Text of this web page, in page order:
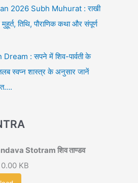
2026 Subh Muhurat : राखी
तिथि, पौराणिक कथा और संपूर्ण
: सपने में शिव-पार्वती के
स्वप्न शास्त्र के अनुसार जानें
Stotram शिव ताण्डव
KB